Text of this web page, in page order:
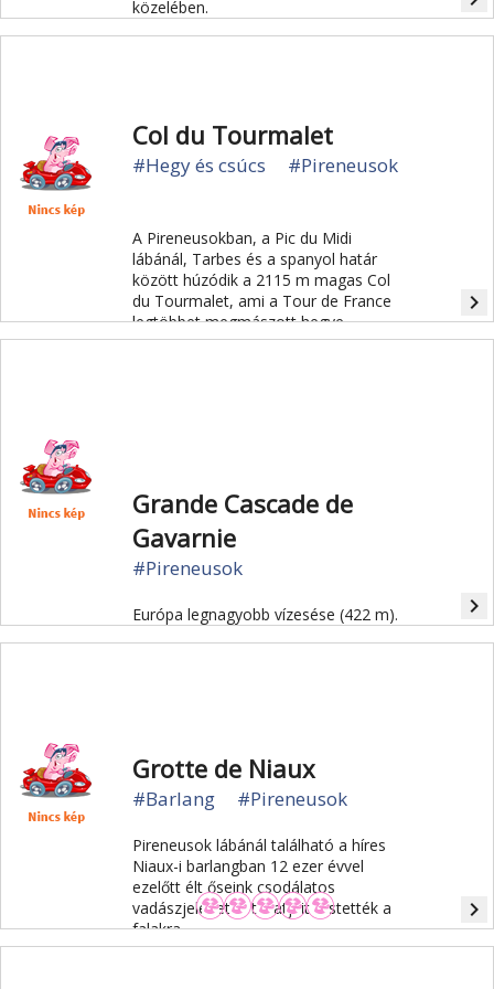
közelében.
Col du Tourmalet
#Hegy és csúcs #Pireneusok
A Pireneusokban, a Pic du Midi
lábánál, Tarbes és a spanyol határ
között húzódik a 2115 m magas Col
du Tourmalet, ami a Tour de France
legtöbbet megmászott hegye.
navigate_next
Grande Cascade de
Gavarnie
#Pireneusok
Európa legnagyobb vízesése (422 m). navigate_next
Grotte de Niaux
#Barlang #Pireneusok
Pireneusok lábánál található a híres
Niaux-i barlangban 12 ezer évvel
ezelőtt élt őseink csodálatos
vadászjelenetek tucatjait festették a
falakra.
navigate_next